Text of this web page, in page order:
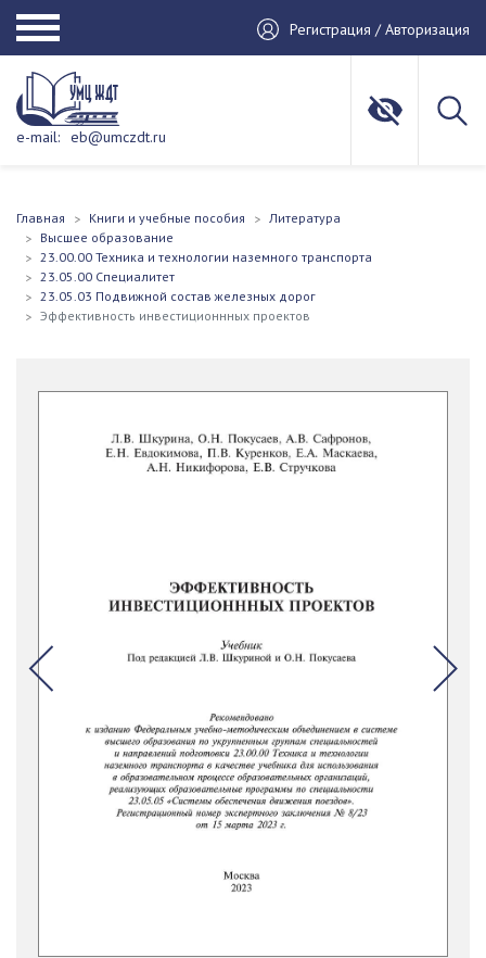
Регистрация / Авторизация
e-mail: eb@umczdt.ru
Главная Книги и учебные пособия
Литература
Высшее образование
23.00.00 Техника и технологии наземного транспорта
23.05.00 Специалитет
23.05.03 Подвижной состав железных дорог
Эффективность инвестиционнных проектов